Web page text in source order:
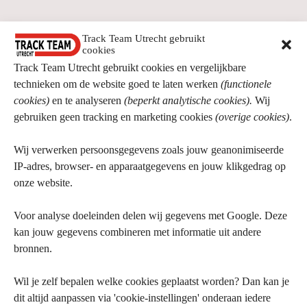
Track Team Utrecht gebruikt
cookies
Track Team Utrecht gebruikt cookies en vergelijkbare
technieken om de website goed te laten werken (functionele
cookies) en te analyseren (beperkt analytische cookies). Wij
gebruiken geen tracking en marketing cookies (overige cookies).
Wij verwerken persoonsgegevens zoals jouw geanonimiseerde
IP-adres, browser- en apparaatgegevens en jouw klikgedrag op
onze website.
Voor analyse doeleinden delen wij gegevens met Google. Deze
kan jouw gegevens combineren met informatie uit andere
bronnen.
Wil je zelf bepalen welke cookies geplaatst worden? Dan kan je
dit altijd aanpassen via 'cookie-instellingen' onderaan iedere